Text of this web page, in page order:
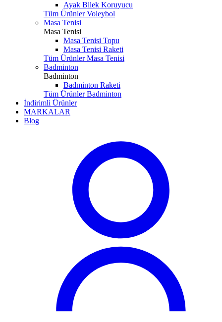
Ayak Bilek Koruyucu
Tüm Ürünler Voleybol
Masa Tenisi
Masa Tenisi
Masa Tenisi Topu
Masa Tenisi Raketi
Tüm Ürünler Masa Tenisi
Badminton
Badminton
Badminton Raketi
Tüm Ürünler Badminton
İndirimli Ürünler
MARKALAR
Blog